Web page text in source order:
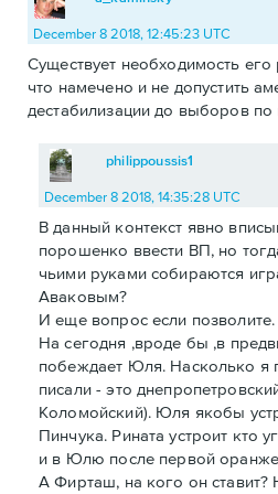
December 8 2018, 12:45:23 UTC
Существует необходимость
что намечено и не допустить
дестабилизации до выборов
philippoussis1
December 8 2018, 14:35:28 UTC
В данный контекст явно
порошенко ввести ВП, но
чьими руками собираются
Аваковым?
И еще вопрос если позволите.
На сегодня ,вроде бы ,в
побеждает Юля. Насколько я
писали - это
Коломойский). Юля якобы
Пинчука. Рината устроит кто
и в Юлю после первой
А Фирташ, на кого он